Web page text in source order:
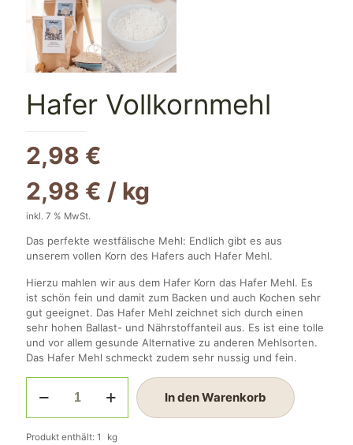
Hafer Vollkornmehl
2,98 €
2,98 € / kg
inkl. 7 % MwSt.
Das perfekte westfälische Mehl: Endlich gibt es aus
unserem vollen Korn des Hafers auch Hafer Mehl.
Hierzu mahlen wir aus dem Hafer Korn das Hafer Mehl. Es
ist schön fein und damit zum Backen und auch Kochen sehr
gut geeignet. Das Hafer Mehl zeichnet sich durch einen
sehr hohen Ballast- und Nährstoffanteil aus. Es ist eine tolle
und vor allem gesunde Alternative zu anderen Mehlsorten.
Das Hafer Mehl schmeckt zudem sehr nussig und fein.
Vollkornmehl
In den Warenkorb
Produkt enthält: 1 kg